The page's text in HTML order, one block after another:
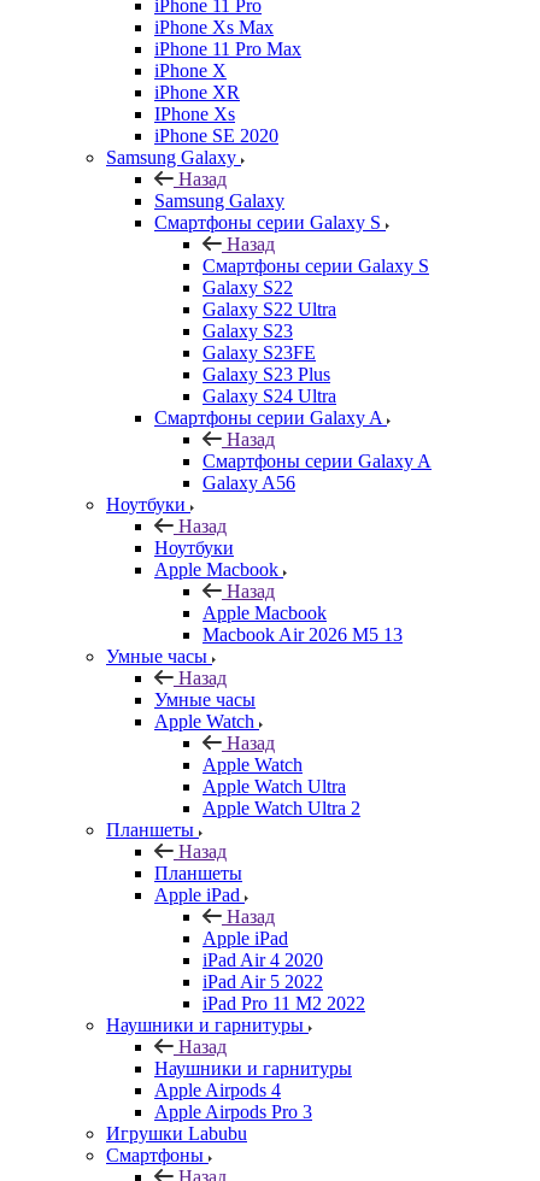
iPhone 11 Pro
iPhone Xs Max
iPhone 11 Pro Max
iPhone X
iPhone XR
IPhone Xs
iPhone SE 2020
Samsung Galaxy
Назад
Samsung Galaxy
Смартфоны серии Galaxy S
Назад
Смартфоны серии Galaxy S
Galaxy S22
Galaxy S22 Ultra
Galaxy S23
Galaxy S23FE
Galaxy S23 Plus
Galaxy S24 Ultra
Смартфоны серии Galaxy A
Назад
Смартфоны серии Galaxy A
Galaxy A56
Ноутбуки
Назад
Ноутбуки
Apple Macbook
Назад
Apple Macbook
Macbook Air 2026 M5 13
Умные часы
Назад
Умные часы
Apple Watch
Назад
Apple Watch
Apple Watch Ultra
Apple Watch Ultra 2
Планшеты
Назад
Планшеты
Apple iPad
Назад
Apple iPad
iPad Air 4 2020
iPad Air 5 2022
iPad Pro 11 M2 2022
Наушники и гарнитуры
Назад
Наушники и гарнитуры
Apple Airpods 4
Apple Airpods Pro 3
Игрушки Labubu
Смартфоны
Назад